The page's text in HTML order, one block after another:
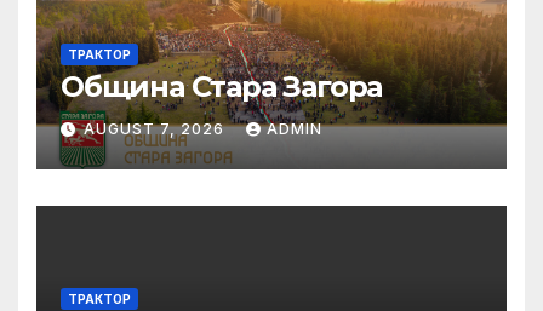
ТРАКТОР
Община Стара Загора
AUGUST 7, 2026 ADMIN
ТРАКТОР